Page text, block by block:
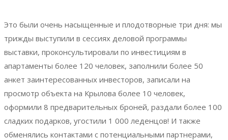
Это были очень насыщенные и плодотворные три дня: мы
трижды выступили в сессиях деловой программы
выставки, проконсультировали по инвестициям в
апартаменты более 120 человек, заполнили более 50
анкет заинтересованных инвесторов, записали на
просмотр объекта на Крылова более 10 человек,
оформили 8 предварительных броней, раздали более 100
сладких подарков, угостили 1 000 леденцов! И также
обменялись контактами с потенциальными партнерами,